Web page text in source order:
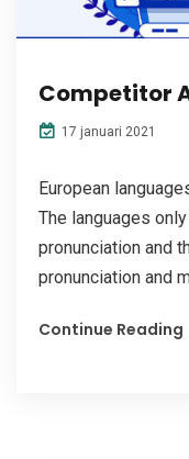
Competitor
17 januari 2021
European
The languages
pronunciation and
pronunciation and
Continue Reading